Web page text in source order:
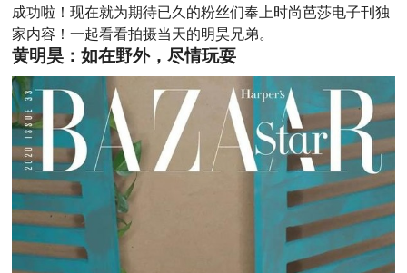
成功啦！现在就为期待已久的粉丝们奉上时尚芭莎电子刊独
家内容！一起看看拍摄当天的明昊兄弟。
黄明昊：如在野外，尽情玩耍